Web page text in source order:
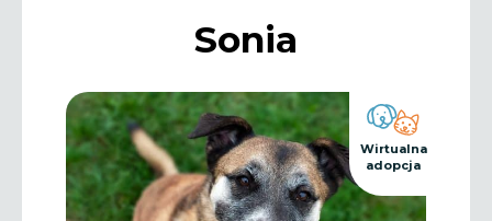
Sonia
Wirtualna
adopcja